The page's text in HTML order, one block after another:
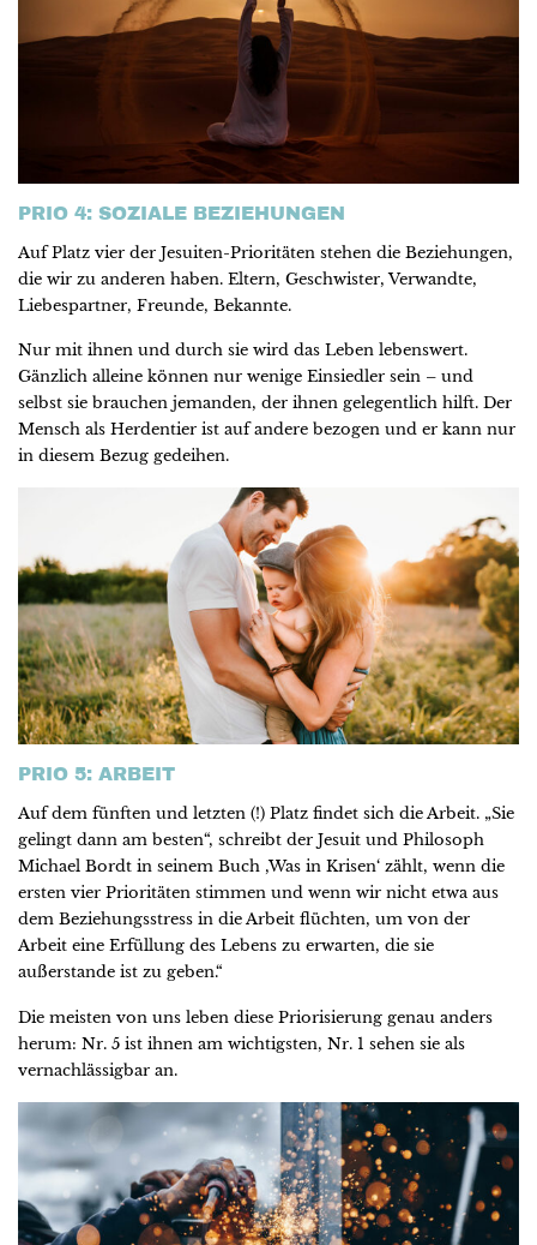
PRIO 4: SOZIALE BEZIEHUNGEN
Auf Platz vier der Jesuiten-Prioritäten stehen die Beziehungen,
die wir zu anderen haben. Eltern, Geschwister, Verwandte,
Liebespartner, Freunde, Bekannte.
Nur mit ihnen und durch sie wird das Leben lebenswert.
Gänzlich alleine können nur wenige Einsiedler sein – und
selbst sie brauchen jemanden, der ihnen gelegentlich hilft. Der
Mensch als Herdentier ist auf andere bezogen und er kann nur
in diesem Bezug gedeihen.
PRIO 5: ARBEIT
Auf dem fünften und letzten (!) Platz findet sich die Arbeit. „Sie
gelingt dann am besten“, schreibt der Jesuit und Philosoph
Michael Bordt in seinem Buch ,Was in Krisen‘ zählt, wenn die
ersten vier Prioritäten stimmen und wenn wir nicht etwa aus
dem Beziehungsstress in die Arbeit flüchten, um von der
Arbeit eine Erfüllung des Lebens zu erwarten, die sie
außerstande ist zu geben.“
Die meisten von uns leben diese Priorisierung genau anders
herum: Nr. 5 ist ihnen am wichtigsten, Nr. 1 sehen sie als
vernachlässigbar an.